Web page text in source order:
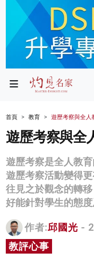
政局
財經
生活
商業
科技
名家榜
灼見活動
首頁 教育 遊歷考察與全人
遊歷考察與全
遊歷考察是全人教
遊歷考察活動變得
往見之於觀念的轉
好能針對學生的態度
作者:邱國光 -
教評心事